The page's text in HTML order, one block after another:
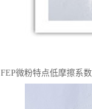
FEP微粉特点低摩擦系